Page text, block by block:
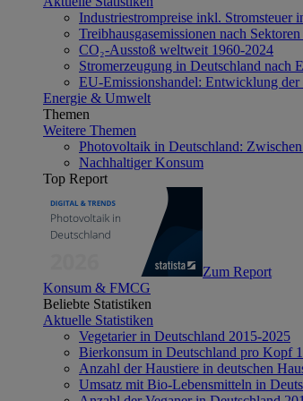
Industriestrompreise inkl. Stromsteuer
Treibhausgasemissionen nach
CO₂-Ausstoß weltweit 1960-2024
Stromerzeugung in Deutschland nach
EU-Emissionshandel: Entwicklung der
Energie & Umwelt
Themen
Weitere Themen
Photovoltaik in Deutschland:
Nachhaltiger Konsum
Top Report
Zum Report
Konsum & FMCG
Beliebte Statistiken
Aktuelle Statistiken
Vegetarier in Deutschland 2015-2025
Bierkonsum in Deutschland pro Kopf
Anzahl der Haustiere in deutschen
Umsatz mit Bio-Lebensmitteln in